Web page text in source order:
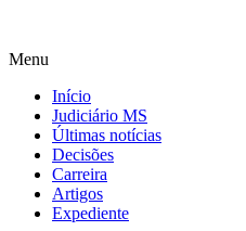
Menu
Início
Judiciário MS
Últimas notícias
Decisões
Carreira
Artigos
Expediente